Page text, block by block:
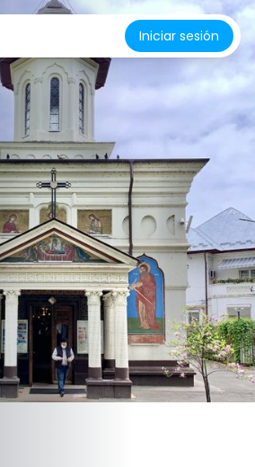
Iniciar sesión